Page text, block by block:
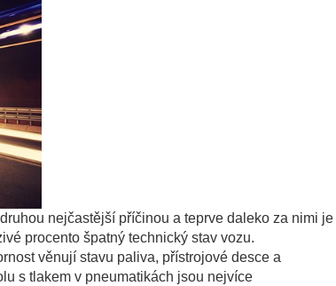
nejčastější příčinou a teprve daleko za nimi je
procento špatný technický stav vozu.
věnují stavu paliva, přístrojové desce a
s tlakem v pneumatikách jsou nejvíce